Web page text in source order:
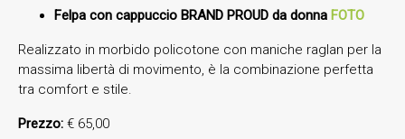
Felpa con cappuccio BRAND PROUD da donna FOTO
Realizzato in morbido policotone con maniche raglan per la
massima libertà di movimento, è la combinazione perfetta
tra comfort e stile.
Prezzo: € 65,00